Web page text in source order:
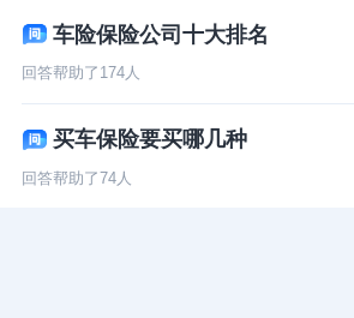
车险保险公司十大排名
回答帮助了 174人
买车保险要买哪几种
回答帮助了74人